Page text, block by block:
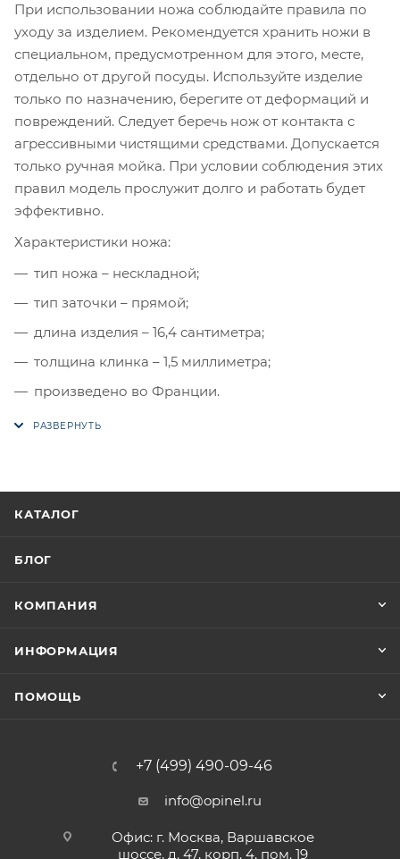
При использовании ножа соблюдайте правила по
уходу за изделием. Рекомендуется хранить ножи в
специальном, предусмотренном для этого, месте,
отдельно от другой посуды. Используйте изделие
только по назначению, берегите от деформаций и
повреждений. Следует беречь нож от контакта с
агрессивными чистящими средствами. Допускается
только ручная мойка. При условии соблюдения этих
правил модель прослужит долго и работать будет
эффективно.
Характеристики ножа:
тип ножа – нескладной;
тип заточки – прямой;
длина изделия – 16,4 сантиметра;
толщина клинка – 1,5 миллиметра;
произведено во Франции.
КАТАЛОГ
БЛОГ
КОМПАНИЯ
ИНФОРМАЦИЯ
ПОМОЩЬ
+7 (499) 490-09-46
info@opinel.ru
Офис: г. Москва, Варшавское
шоссе, д. 47, корп. 4, пом. 19